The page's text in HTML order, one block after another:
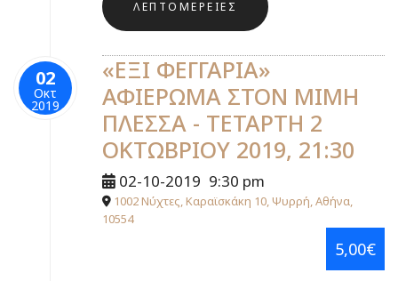
ΛΕΠΤΟΜΈΡΕΙΕΣ
02
Οκτ
2019
«ΕΞΙ ΦΕΓΓΑΡΙΑ»
ΑΦΙΕΡΩΜΑ ΣΤΟΝ ΜΙΜΗ
ΠΛΕΣΣΑ - ΤΕΤΑΡΤΗ 2
ΟΚΤΩΒΡΙΟΥ 2019, 21:30
02-10-2019 9:30 pm
1002 Νύχτες, Καραϊσκάκη 10, Ψυρρή, Αθήνα,
10554
5,00€